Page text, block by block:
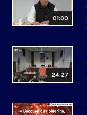
01:00
24:27